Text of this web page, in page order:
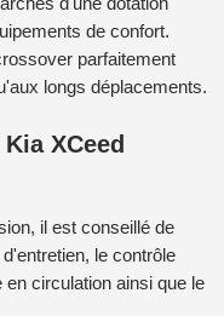
de confort.
parfaitement
longs déplacements.
XCeed
il est conseillé de
le contrôle
circulation ainsi que le